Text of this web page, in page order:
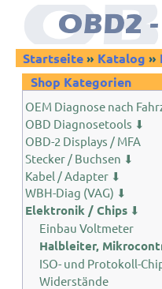
Startseite» Katalog »
Shop Kategorien
OEM Diagnose nach
OBD Diagnosetools ⬇
OBD-2 Displays / MFA
Stecker / Buchsen ⬇
Kabel / Adapter ⬇
WBH-Diag (VAG) ⬇
Elektronik / Chips ⬇
Einbau Voltmeter
Halbleiter,
ISO- und Protokoll-
Widerstände